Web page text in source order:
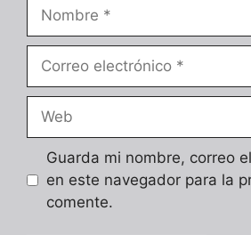
electrónico
Guarda mi nombre, correo
en este navegador para la
comente.